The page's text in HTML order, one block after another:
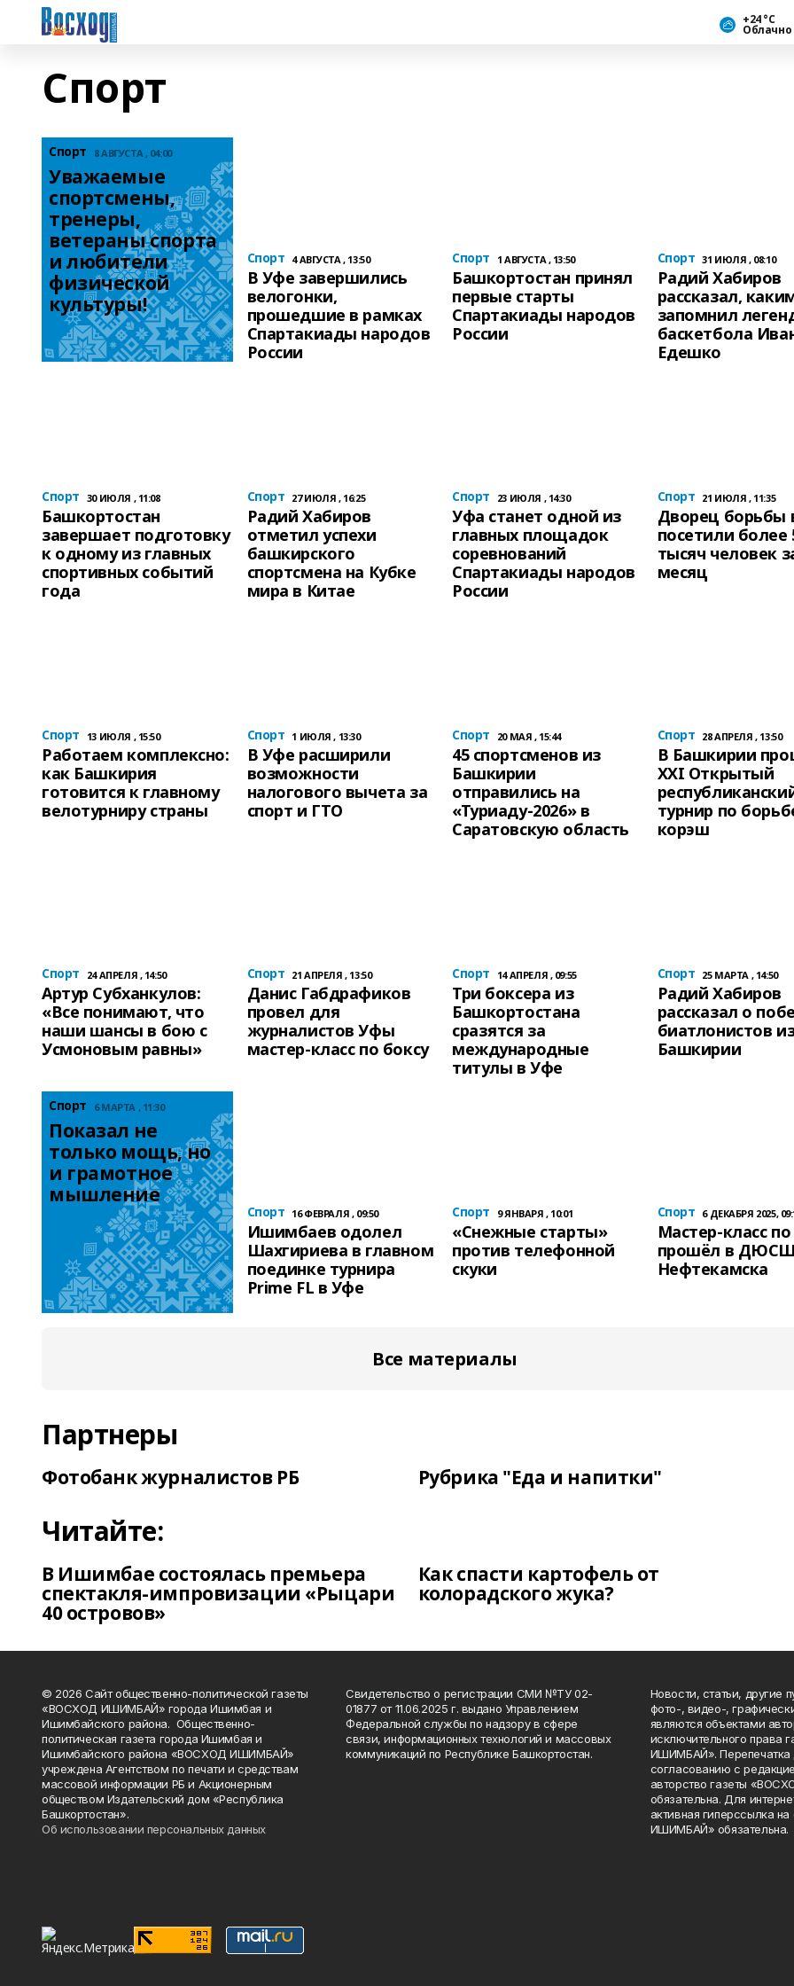
+24 °С
Облачно
Спорт
Спорт 8 АВГУСТА , 04:00
Уважаемые
спортсмены,
тренеры,
ветераны спорта
и любители
физической
культуры!
Спорт 4 АВГУСТА , 13:50
В Уфе завершились
велогонки,
прошедшие в рамках
Спартакиады народов
России
Спорт 1 АВГУСТА , 13:50
Башкортостан принял
первые старты
Спартакиады народов
России
Спорт 31 ИЮЛЯ , 08:10
Радий Хабиров
рассказал,
запомнил
баскетбола
Едешко
Спорт 30 ИЮЛЯ , 11:08
Башкортостан
завершает подготовку
к одному из главных
спортивных событий
года
Спорт 27 ИЮЛЯ , 16:25
Радий Хабиров
отметил успехи
башкирского
спортсмена на Кубке
мира в Китае
Спорт 23 ИЮЛЯ , 14:30
Уфа станет одной из
главных площадок
соревнований
Спартакиады народов
России
Спорт 21 ИЮЛЯ , 11:35
Дворец борьбы
посетили более
тысяч человек
месяц
Спорт 13 ИЮЛЯ , 15:50
Работаем комплексно:
как Башкирия
готовится к главному
велотурниру страны
Спорт 1 ИЮЛЯ , 13:30
В Уфе расширили
возможности
налогового вычета за
спорт и ГТО
Спорт 20 МАЯ , 15:44
45 спортсменов из
Башкирии
отправились на
«Туриаду-2026» в
Саратовскую область
Спорт 28 АПРЕЛЯ , 13:50
В Башкирии
XXI Открытый
турнир по
корэш
Спорт 24 АПРЕЛЯ , 14:50
Артур Субханкулов:
«Все понимают, что
наши шансы в бою с
Усмоновым равны»
Спорт 21 АПРЕЛЯ , 13:50
Данис Габдрафиков
провел для
журналистов Уфы
мастер-класс по боксу
Спорт 14 АПРЕЛЯ , 09:55
Три боксера из
Башкортостана
сразятся за
международные
титулы в Уфе
Спорт 25 МАРТА , 14:50
Радий Хабиров
рассказал о
биатлонистов
Башкирии
Спорт 6 МАРТА , 11:30
Показал не
только мощь, но
и грамотное
мышление
Спорт 16 ФЕВРАЛЯ , 09:50
Ишимбаев одолел
Шахгириева в главном
поединке турнира
Prime FL в Уфе
Спорт 9 ЯНВАРЯ , 10:01
«Снежные старты»
против телефонной
скуки
Спорт 6 ДЕКАБРЯ 2025,
Мастер-класс
прошёл в ДЮСШ
Нефтекамска
Все материалы
Партнеры
Фотобанк журналистов РБ Рубрика "Еда и напитки"
Читайте:
В Ишимбае состоялась премьера
спектакля-импровизации «Рыцари
40 островов»
Как спасти картофель от
колорадского жука?
© 2026 Сайт общественно-политической газеты
«ВОСХОД ИШИМБАЙ» города Ишимбая и
Ишимбайского района. Общественно-
политическая газета города Ишимбая и
Ишимбайского района «ВОСХОД ИШИМБАЙ»
учреждена Агентством по печати и средствам
массовой информации РБ и Акционерным
обществом Издательский дом «Республика
Башкортостан».
Об использовании персональных данных
Свидетельство о регистрации СМИ №ТУ 02-
01877 от 11.06.2025 г. выдано Управлением
Федеральной службы по надзору в сфере
связи, информационных технологий и массовых
коммуникаций по Республике Башкортостан.
Новости, статьи, другие
фото-, видео-,
являются объектами
исключительного права
ИШИМБАЙ». Перепечатка
согласованию с
авторство газеты
обязательна. Для
активная гиперссылка
ИШИМБАЙ» обязательна.